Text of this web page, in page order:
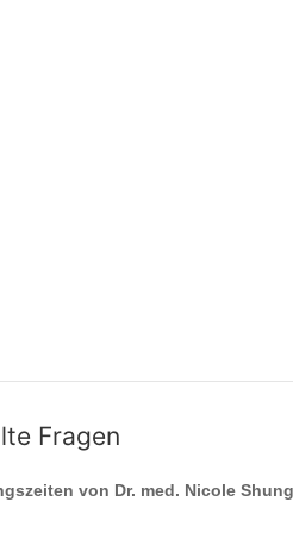
Fragen
von Dr. med. Nicole